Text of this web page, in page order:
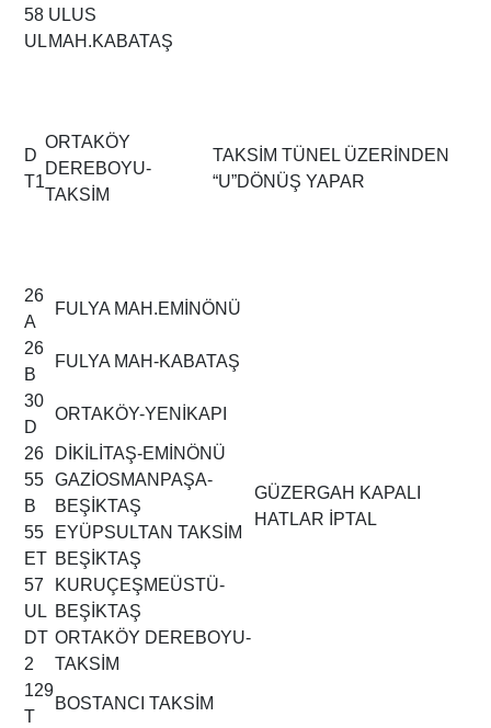
58
UL
ULUS
MAH.KABATAŞ
D
T1
ORTAKÖY
DEREBOYU-
TAKSİM
TAKSİM TÜNEL ÜZERİNDEN
“U”DÖNÜŞ YAPAR
26
A
FULYA MAH.EMİNÖNÜ
GÜZERGAH KAPALI
HATLAR İPTAL
26
B
FULYA MAH-KABATAŞ
30
D
ORTAKÖY-YENİKAPI
26
DİKİLİTAŞ-EMİNÖNÜ
55
B
GAZİOSMANPAŞA-
BEŞİKTAŞ
55
ET
EYÜPSULTAN TAKSİM
BEŞİKTAŞ
57
UL
KURUÇEŞMEÜSTÜ-
BEŞİKTAŞ
DT
2
ORTAKÖY DEREBOYU-
TAKSİM
129
T
BOSTANCI TAKSİM